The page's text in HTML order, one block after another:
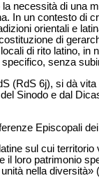
la necessità di una
In un contesto di
orientali e
di
di rito latino, in
senza
(RdS 6j), si dà
Sinodo e dal
Episcopali
sul cui
il loro patrimonio
nella diversità»